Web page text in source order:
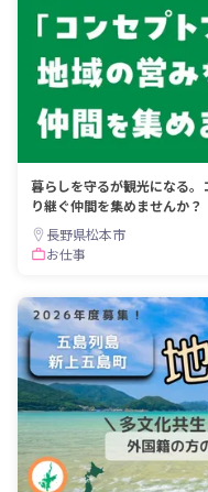
暮らしを守るが観光になる
り継ぐ仲間を集めませんか？
長野県松本市
お仕事